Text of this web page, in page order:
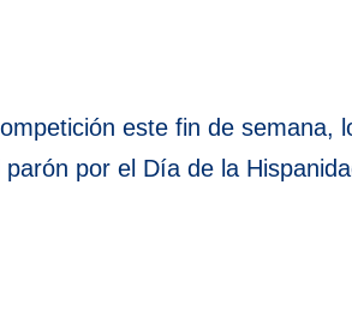
este fin de semana,
por el Día de la